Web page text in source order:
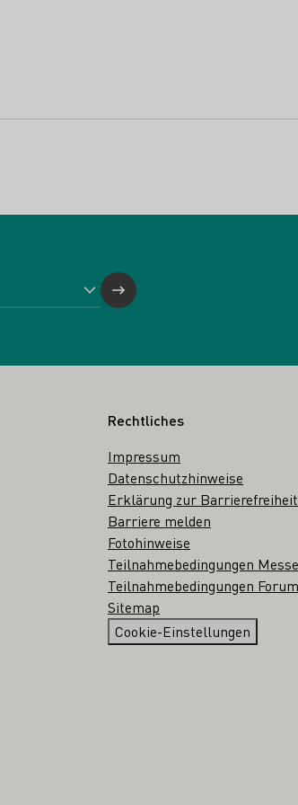
Rechtliches
Impressum
Datenschutzhinweise
Erklärung zur Barrierefreiheit
Barriere melden
Fotohinweise
Teilnahmebedingungen
Teilnahmebedingungen
Sitemap
Cookie-Einstellungen